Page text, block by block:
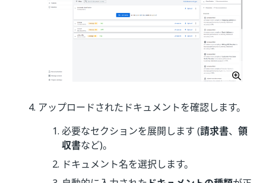
アップロードされたドキュメントを確認します。
必要なセクションを展開します (請求書、 領
収書など)。
ドキュメント名を選択します。